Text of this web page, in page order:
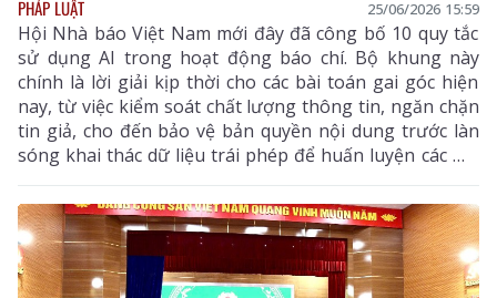
PHÁP LUẬT 25/06/2026 15:59
Hội Nhà báo Việt Nam mới đây đã công bố 10 quy tắc
sử dụng AI trong hoạt động báo chí. Bộ khung này
chính là lời giải kịp thời cho các bài toán gai góc hiện
nay, từ việc kiểm soát chất lượng thông tin, ngăn chặn
tin giả, cho đến bảo vệ bản quyền nội dung trước làn
sóng khai thác dữ liệu trái phép để huấn luyện các mô
hình trí tuệ nhân tạo.